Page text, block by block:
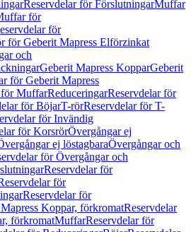
Reservdelar för FörslutningarMuffar
för
för
för Geberit Mapress Elförzinkat
och
Geberit Mapress KopparGeberit
för Geberit Mapress
för MuffarReduceringarReservdelar för
för BöjarT-rörReservdelar för T-
för Invändig
för KorsrörÖvergångar ej
ej löstagbaraÖvergångar och
för Övergångar och
Reservdelar för
för
Reservdelar för
Koppar, förkromatReservdelar
förkromatMuffarReservdelar för